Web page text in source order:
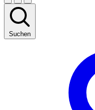
Suchen